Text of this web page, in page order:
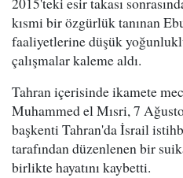
kısmi bir özgürlük tanınan
faaliyetlerine düşük
çalışmalar kaleme aldı.
Tahran içerisinde ikamete
Muhammed el Mısri, 7
başkenti Tahran'da İsrail
tarafından düzenlenen bir
birlikte hayatını kaybetti.